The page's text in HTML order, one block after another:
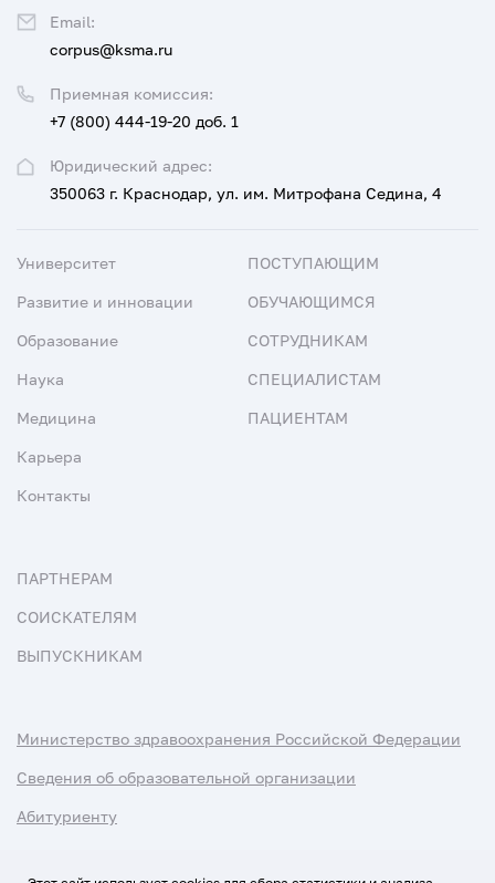
Юридический адрес:
350063 г. Краснодар, ул. им. Митрофана Седина, 4
Приемная комиссия:
+7 (800) 444-19-20 доб. 1
Email:
corpus@ksma.ru
Университет
Развитие и инновации
Образование
Наука
Медицина
Карьера
Контакты
ПОСТУПАЮЩИМ
ОБУЧАЮЩИМСЯ
СОТРУДНИКАМ
СПЕЦИАЛИСТАМ
ПАЦИЕНТАМ
ПАРТНЕРАМ
СОИСКАТЕЛЯМ
ВЫПУСКНИКАМ
Министерство здравоохранения Российской Федерации
Сведения об образовательной организации
Абитуриенту